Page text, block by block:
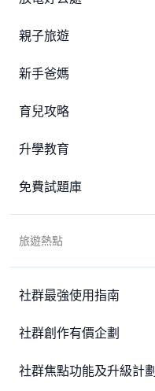
親子旅遊
新手爸媽
育兒攻略
升學教育
免費試題庫
旅遊熱點
社群最強使用指南
社群創作有價企劃
社群焦點功能及升級計劃